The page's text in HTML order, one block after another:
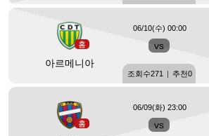
홈
아르메니아
vs
06/10(수) 00:00
조회수271 | 추천0
홈 vs
06/09(화) 23:00